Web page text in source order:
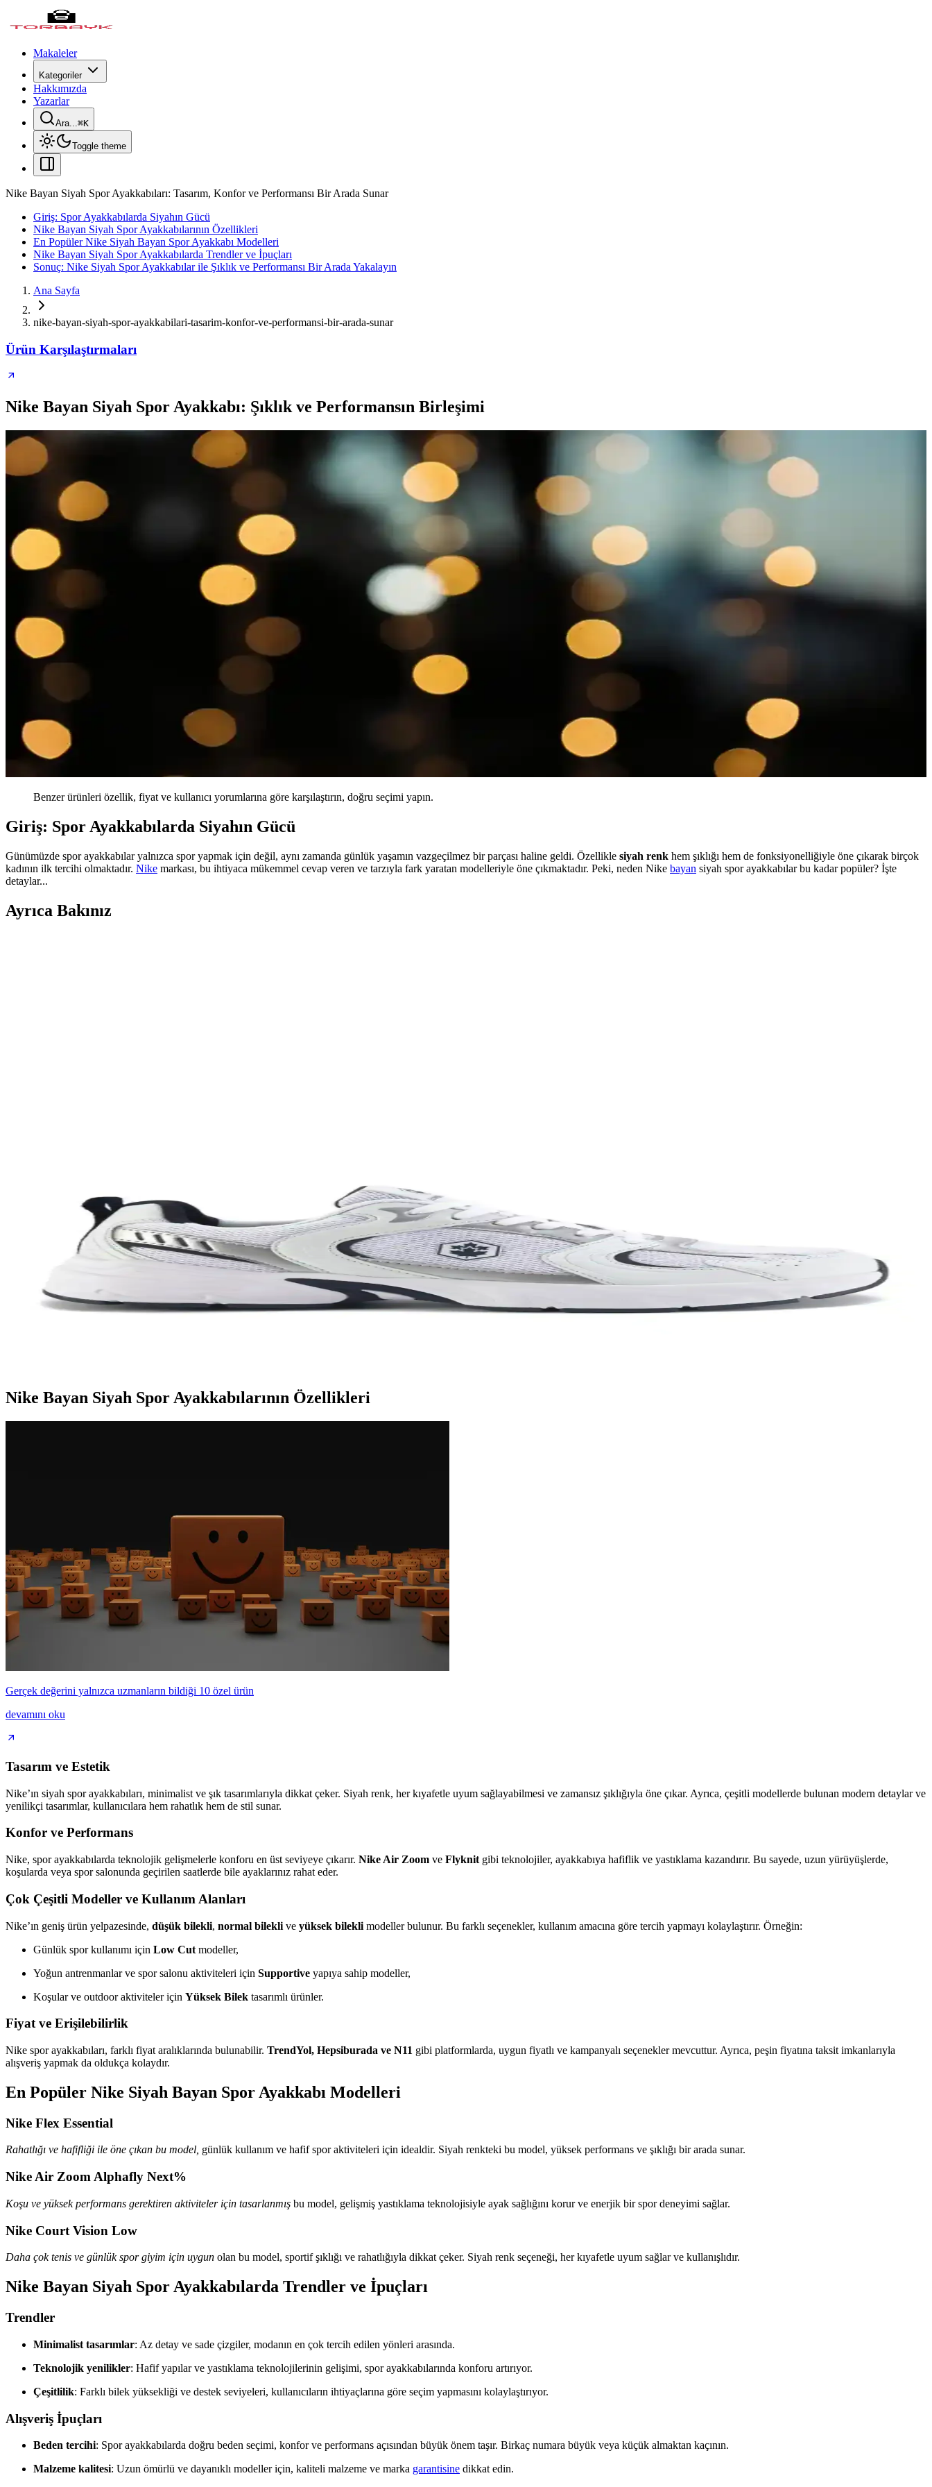
Makaleler
Kategoriler
Hakkımızda
Yazarlar
Ara...⌘K
Toggle theme
Nike Bayan Siyah Spor Ayakkabıları: Tasarım, Konfor ve Performansı Bir Arada Sunar
Giriş: Spor Ayakkabılarda Siyahın Gücü
Nike Bayan Siyah Spor Ayakkabılarının Özellikleri
En Popüler Nike Siyah Bayan Spor Ayakkabı Modelleri
Nike Bayan Siyah Spor Ayakkabılarda Trendler ve İpuçları
Sonuç: Nike Siyah Spor Ayakkabılar ile Şıklık ve Performansı Bir Arada Yakalayın
Ana Sayfa
nike-bayan-siyah-spor-ayakkabilari-tasarim-konfor-ve-performansi-bir-arada-sunar
Ürün Karşılaştırmaları
Nike Bayan Siyah Spor Ayakkabı: Şıklık ve Performansın Birleşimi
Benzer ürünleri özellik, fiyat ve kullanıcı yorumlarına göre karşılaştırın, doğru seçimi yapın.
Giriş: Spor Ayakkabılarda Siyahın Gücü
Günümüzde spor ayakkabılar yalnızca spor yapmak için değil, aynı zamanda günlük yaşamın vazgeçilmez bir parçası haline geldi. Özellikle siyah renk hem şıklığı hem de fonksiyonelliğiyle öne çıkarak birçok
kadının ilk tercihi olmaktadır. Nike markası, bu ihtiyaca mükemmel cevap veren ve tarzıyla fark yaratan modelleriyle öne çıkmaktadır. Peki, neden Nike bayan siyah spor ayakkabılar bu kadar popüler? İşte
detaylar...
Ayrıca Bakınız
Nike Air Force 1, ikonik tasarımı ve teknolojik özellikleriyle spor ve günlük yaşamda vazgeçilmez bir tercih. Konfor ve şıklığı bir araya getirir, farklı tarzlara uyum sağlar.
Nike Team Hustle: Çok Yönlü Spor ve Günlük Kullanım İçin Modern Ayakkabı Seçenekleri
Nike Team Hustle ayakkabıları, dayanıklılık, şıklık ve konforu bir arada sunar. Spor ve günlük kullanım için uygun modelleriyle, hareket özgürlüğü ve tarzı bir arada sağlar.
Genel Markalar Taraklı Siyah Metal Taç ve NEW HİLL Unisex Metal Taç Karşılaştırması
İki popüler spor tacını detaylı karşılaştırıyoruz: dayanıklılık, tasarım ve kullanıcı memnuniyetine odaklanın.
Nike Bayan Siyah Spor Ayakkabılarının Özellikleri
Gerçek değerini yalnızca uzmanların bildiği 10 özel ürün
devamını oku
Tasarım ve Estetik
Nike’ın siyah spor ayakkabıları, minimalist ve şık tasarımlarıyla dikkat çeker. Siyah renk, her kıyafetle uyum sağlayabilmesi ve zamansız şıklığıyla öne çıkar. Ayrıca, çeşitli modellerde bulunan modern detaylar ve
yenilikçi tasarımlar, kullanıcılara hem rahatlık hem de stil sunar.
Konfor ve Performans
Nike, spor ayakkabılarda teknolojik gelişmelerle konforu en üst seviyeye çıkarır. Nike Air Zoom ve Flyknit gibi teknolojiler, ayakkabıya hafiflik ve yastıklama kazandırır. Bu sayede, uzun yürüyüşlerde,
koşularda veya spor salonunda geçirilen saatlerde bile ayaklarınız rahat eder.
Çok Çeşitli Modeller ve Kullanım Alanları
Nike’ın geniş ürün yelpazesinde, düşük bilekli, normal bilekli ve yüksek bilekli modeller bulunur. Bu farklı seçenekler, kullanım amacına göre tercih yapmayı kolaylaştırır. Örneğin:
Günlük spor kullanımı için Low Cut modeller,
Yoğun antrenmanlar ve spor salonu aktiviteleri için Supportive yapıya sahip modeller,
Koşular ve outdoor aktiviteler için Yüksek Bilek tasarımlı ürünler.
Fiyat ve Erişilebilirlik
Nike spor ayakkabıları, farklı fiyat aralıklarında bulunabilir. TrendYol, Hepsiburada ve N11 gibi platformlarda, uygun fiyatlı ve kampanyalı seçenekler mevcuttur. Ayrıca, peşin fiyatına taksit imkanlarıyla
alışveriş yapmak da oldukça kolaydır.
En Popüler Nike Siyah Bayan Spor Ayakkabı Modelleri
Nike Flex Essential
Rahatlığı ve hafifliği ile öne çıkan bu model, günlük kullanım ve hafif spor aktiviteleri için idealdir. Siyah renkteki bu model, yüksek performans ve şıklığı bir arada sunar.
Nike Air Zoom Alphafly Next%
Koşu ve yüksek performans gerektiren aktiviteler için tasarlanmış bu model, gelişmiş yastıklama teknolojisiyle ayak sağlığını korur ve enerjik bir spor deneyimi sağlar.
Nike Court Vision Low
Daha çok tenis ve günlük spor giyim için uygun olan bu model, sportif şıklığı ve rahatlığıyla dikkat çeker. Siyah renk seçeneği, her kıyafetle uyum sağlar ve kullanışlıdır.
Nike Bayan Siyah Spor Ayakkabılarda Trendler ve İpuçları
Trendler
Minimalist tasarımlar: Az detay ve sade çizgiler, modanın en çok tercih edilen yönleri arasında.
Teknolojik yenilikler: Hafif yapılar ve yastıklama teknolojilerinin gelişimi, spor ayakkabılarında konforu artırıyor.
Çeşitlilik: Farklı bilek yüksekliği ve destek seviyeleri, kullanıcıların ihtiyaçlarına göre seçim yapmasını kolaylaştırıyor.
Alışveriş İpuçları
Beden tercihi: Spor ayakkabılarda doğru beden seçimi, konfor ve performans açısından büyük önem taşır. Birkaç numara büyük veya küçük almaktan kaçının.
Malzeme kalitesi: Uzun ömürlü ve dayanıklı modeller için, kaliteli malzeme ve marka garantisine dikkat edin.